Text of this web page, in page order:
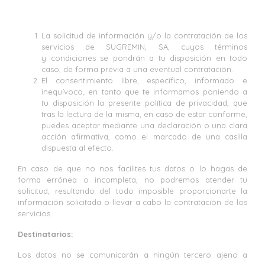
La solicitud de información y/o la contratación de los
servicios de SUGREMIN, SA, cuyos términos
y condiciones se pondrán a tu disposición en todo
caso, de forma previa a una eventual contratación.
El consentimiento libre, específico, informado e
inequívoco, en tanto que te informamos poniendo a
tu disposición la presente política de privacidad, que
tras la lectura de la misma, en caso de estar conforme,
puedes aceptar mediante una declaración o una clara
acción afirmativa, como el marcado de una casilla
dispuesta al efecto.
En caso de que no nos facilites tus datos o lo hagas de
forma errónea o incompleta, no podremos atender tu
solicitud, resultando del todo imposible proporcionarte la
información solicitada o llevar a cabo la contratación de los
servicios.
Destinatarios:
Los datos no se comunicarán a ningún tercero ajeno a